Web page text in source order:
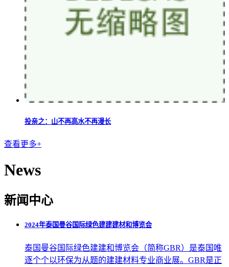
投亲之：山不再高水不再漫长
查看更多+
News
新闻中心
2024年泰国曼谷国际绿色建建建材和博览会
泰国曼谷国际绿色建建和博览会（简称GBR）是泰国唯
逐个个以环保为从题的建建材料专业商业展。GBR是正